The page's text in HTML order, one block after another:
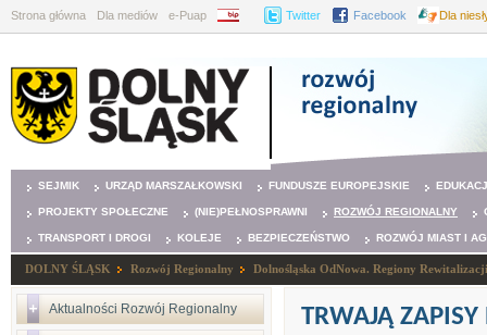
Strona główna Dla mediów e-Puap BIP Twitter Facebook Dla
SEJMIK URZĄD MARSZAŁKOWSKI FUNDUSZE EUROPEJSKIE
PROJEKTY SPOŁECZNE (NIE)PEŁNOSPRAWNI ROZWÓJ REGIONALNY
TRANSPORT I DROGI KOLEJE BEZPIECZEŃSTWO ROZWÓJ MIAST I
DOLNY ŚLĄSK Rozwój Regionalny Dolnośląska OdNowa. Regiony Rewitalizacji
Aktualności Rozwój Regionalny
TRWAJĄ